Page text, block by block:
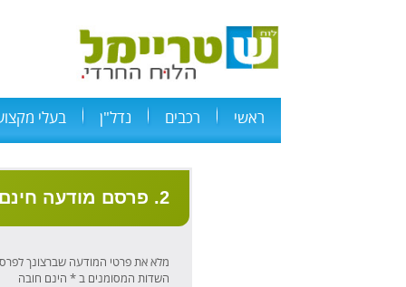
ראשי רכבים נדל"ן בעלי
2. פרסם מודעה חינם
מלא את פרטי המודעה שברצונך
השדות המסומנים ב * הינם חובה